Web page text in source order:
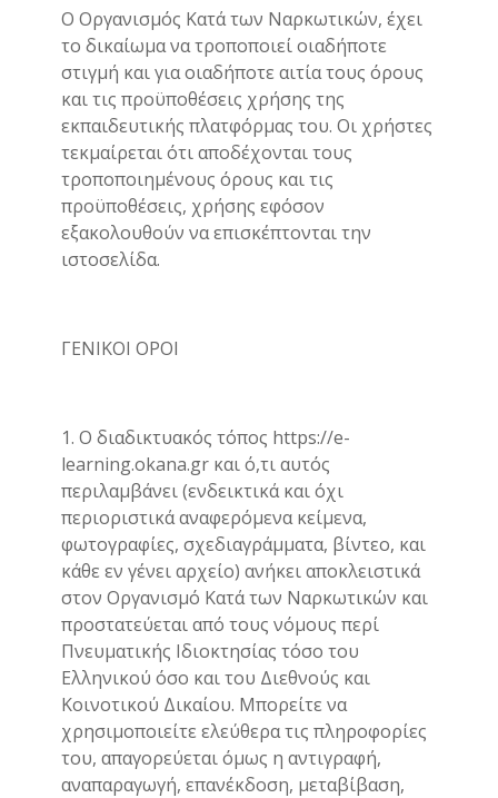
Ο Οργανισμός Κατά των Ναρκωτικών, έχει
το δικαίωμα να τροποποιεί οιαδήποτε
στιγμή και για οιαδήποτε αιτία τους όρους
και τις προϋποθέσεις χρήσης της
εκπαιδευτικής πλατφόρμας του. Οι χρήστες
τεκμαίρεται ότι αποδέχονται τους
τροποποιημένους όρους και τις
προϋποθέσεις, χρήσης εφόσον
εξακολουθούν να επισκέπτονται την
ιστοσελίδα.
ΓΕΝΙΚΟΙ ΟΡΟΙ
1. Ο διαδικτυακός τόπος https://e-
learning.okana.gr και ό,τι αυτός
περιλαμβάνει (ενδεικτικά και όχι
περιοριστικά αναφερόμενα κείμενα,
φωτογραφίες, σχεδιαγράμματα, βίντεο, και
κάθε εν γένει αρχείο) ανήκει αποκλειστικά
στον Οργανισμό Κατά των Ναρκωτικών και
προστατεύεται από τους νόμους περί
Πνευματικής Ιδιοκτησίας τόσο του
Ελληνικού όσο και του Διεθνούς και
Κοινοτικού Δικαίου. Μπορείτε να
χρησιμοποιείτε ελεύθερα τις πληροφορίες
του, απαγορεύεται όμως η αντιγραφή,
αναπαραγωγή, επανέκδοση, μεταβίβαση,